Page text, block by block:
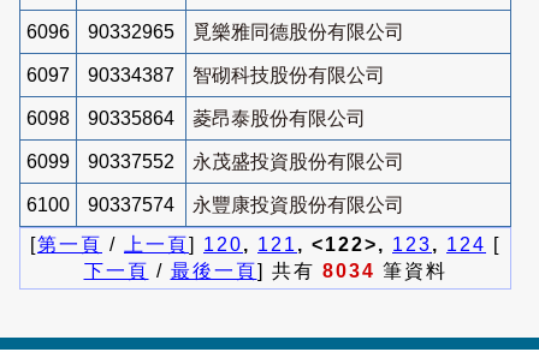
6096 90332965 覓樂雅同德股份有限公司
6097 90334387 智砌科技股份有限公司
6098 90335864 菱昂泰股份有限公司
6099 90337552 永茂盛投資股份有限公司
6100 90337574
永豐康投資股份有限公司
[第一頁 / 上一頁] 120, 121 , <122>, 123, 124 [
下一頁 / 最後一頁] 共有 8034 筆資料